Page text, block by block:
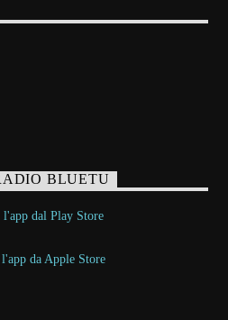
BLUETU